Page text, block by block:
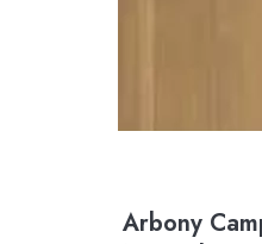
Arbony